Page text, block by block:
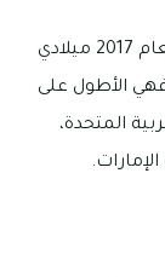
تم تحطيم رقم قياسي جديد في جزيرة العلم بعام 2017 ميلادي
الأطول على
المتحدة،